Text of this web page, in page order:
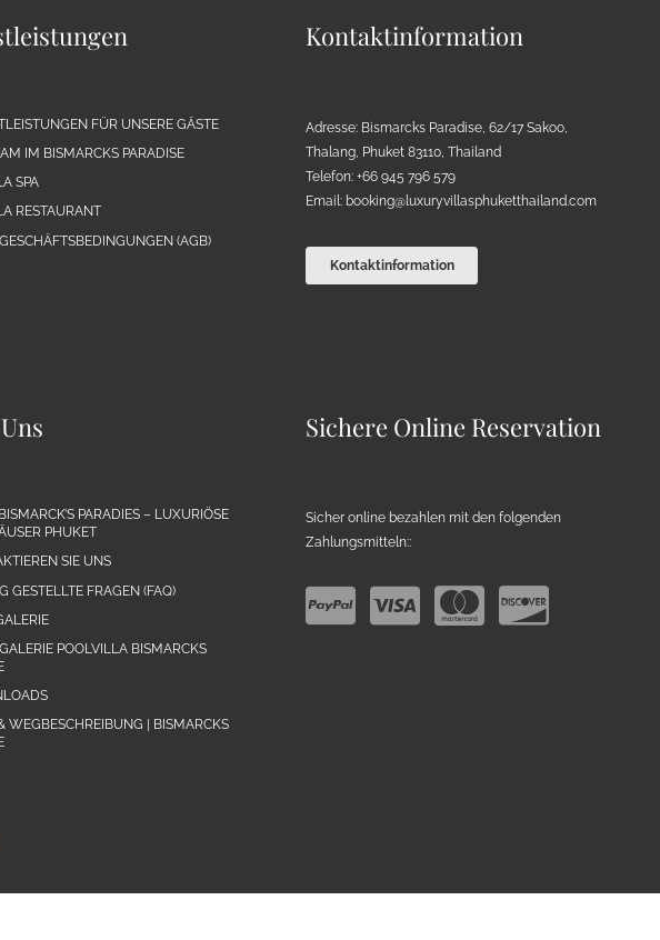
FÜR UNSERE GÄSTE
IM BISMARCKS PARADISE
SPA
RESTAURANT
(AGB)
Kontaktinformation
Adresse: Bismarcks Paradise, 62/17 Sakoo,
Thalang, Phuket 83110, Thailand
Telefon: +66 945 796 579
Email: booking@luxuryvillasphuketthailand.com
Kontaktinformation
PARADIES – LUXURIÖSE
PHUKET
SIE UNS
GESTELLTE FRAGEN (FAQ)
POOLVILLA BISMARCKS
WEGBESCHREIBUNG | BISMARCKS
Sichere Online Reservation
Sicher online bezahlen mit den folgenden
Zahlungsmitteln::